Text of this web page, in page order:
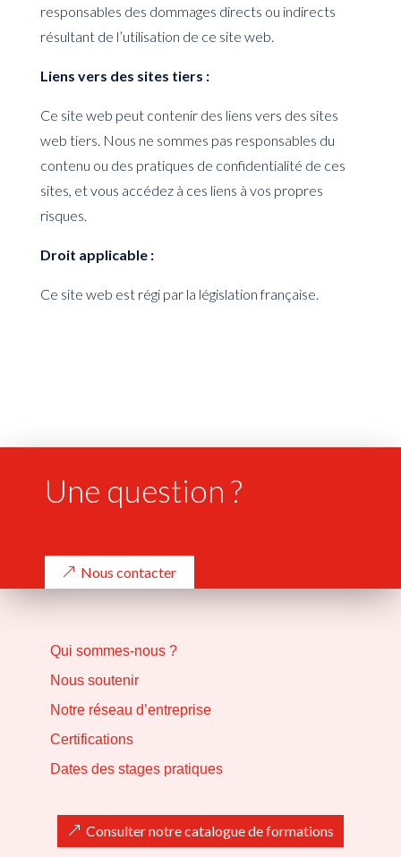
responsables des dommages directs ou indirects
résultant de l’utilisation de ce site web.
Liens vers des sites tiers :
Ce site web peut contenir des liens vers des sites
web tiers. Nous ne sommes pas responsables du
contenu ou des pratiques de confidentialité de ces
sites, et vous accédez à ces liens à vos propres
risques.
Droit applicable :
Ce site web est régi par la législation française.
Une question ?
Nous contacter
Qui sommes-nous ?
Nous soutenir
Notre réseau d’entreprise
Certifications
Dates des stages pratiques
Consulter notre catalogue de formations